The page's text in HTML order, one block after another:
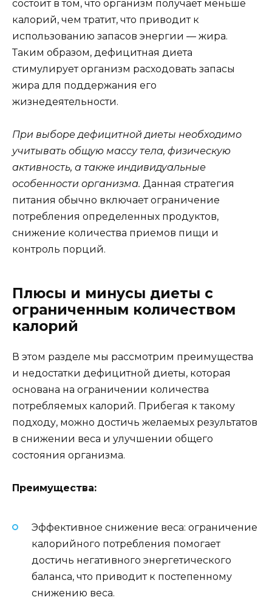
состоит в том, что организм получает меньше
калорий, чем тратит, что приводит к
использованию запасов энергии — жира.
Таким образом, дефицитная диета
стимулирует организм расходовать запасы
жира для поддержания его
жизнедеятельности.
При выборе дефицитной диеты необходимо
учитывать общую массу тела, физическую
активность, а также индивидуальные
особенности организма. Данная стратегия
питания обычно включает ограничение
потребления определенных продуктов,
снижение количества приемов пищи и
контроль порций.
Плюсы и минусы диеты с
ограниченным количеством
калорий
В этом разделе мы рассмотрим преимущества
и недостатки дефицитной диеты, которая
основана на ограничении количества
потребляемых калорий. Прибегая к такому
подходу, можно достичь желаемых результатов
в снижении веса и улучшении общего
состояния организма.
Преимущества:
Эффективное снижение веса: ограничение
калорийного потребления помогает
достичь негативного энергетического
баланса, что приводит к постепенному
снижению веса.